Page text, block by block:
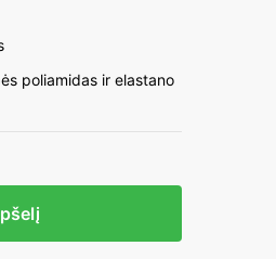
poliamidas ir elastano